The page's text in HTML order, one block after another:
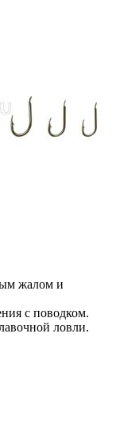
жалом и
с поводком.
ловли.